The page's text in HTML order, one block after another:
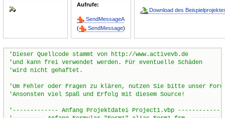
Aufrufe:
SendMessageA
(
SendMessage)
Download des